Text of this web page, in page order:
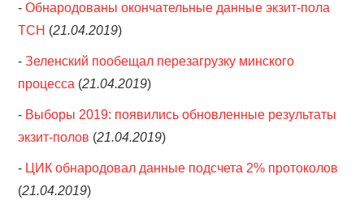
-Обнародованы окончательные данные экзит-пола
ТСН (21.04.2019)
-Зеленский пообещал перезагрузку минского
процесса (21.04.2019)
- Выборы 2019: появились обновленные результаты
экзит-полов (21.04.2019)
- ЦИК обнародовал данные подсчета 2% протоколов
(21.04.2019)